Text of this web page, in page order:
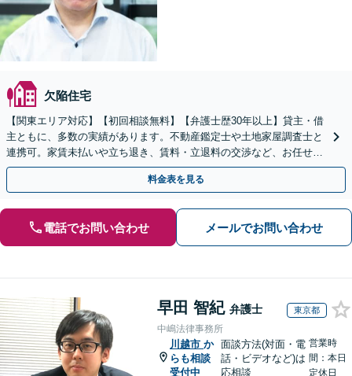
欠陥住宅
【関東エリア対応】【初回相談無料】【弁護士歴30年以上】貸主・借
主ともに、多数の実績があります。不動産鑑定士や土地家屋調査士と
連携可。家賃未払いや立ち退き、賃料・立退料の交渉など、お任せく
ださい【事前予約で休日・夜間面談可】【WEB面談可】
料金表を見る
電話でお問い合わせ メールでお問い合わせ
早田 智紀 弁護士 東京都
中嶋法律事務所
川越市 か
らも相談
受付中
面談方法(対面・電
話・ビデオなど)は
応相談
営業時
間：本日
定休日